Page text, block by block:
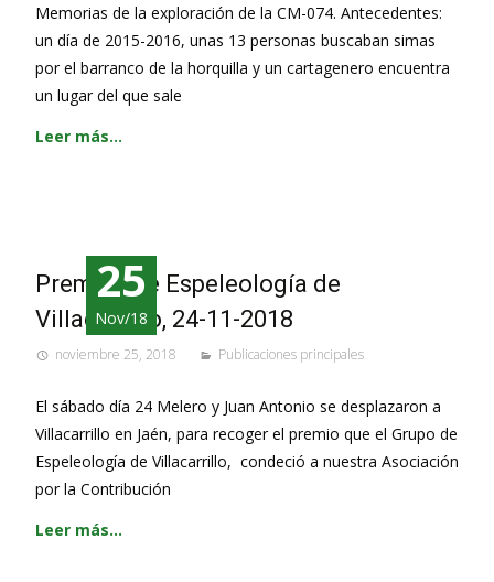
Memorias de la exploración de la CM-074. Antecedentes:
un día de 2015-2016, unas 13 personas buscaban simas
por el barranco de la horquilla y un cartagenero encuentra
un lugar del que sale
Leer más…
25
Nov/18
Premios de Espeleología de
Villacarrillo, 24-11-2018
noviembre 25, 2018 Publicaciones principales
El sábado día 24 Melero y Juan Antonio se desplazaron a
Villacarrillo en Jaén, para recoger el premio que el Grupo de
Espeleología de Villacarrillo, condeció a nuestra Asociación
por la Contribución
Leer más…